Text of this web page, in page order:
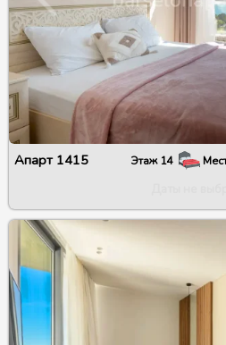
Апарт 1415 Этаж 14